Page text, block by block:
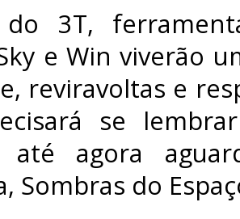
do 3T,
e Win viverão
reviravoltas e
se
até agora
Sombras do